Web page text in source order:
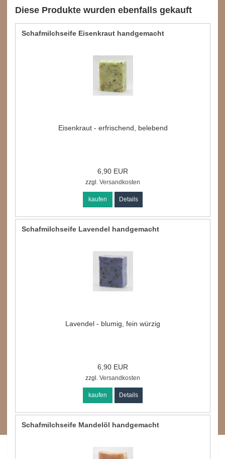
Diese Produkte wurden ebenfalls gekauft
Schafmilchseife Eisenkraut handgemacht
Eisenkraut - erfrischend, belebend
6,90 EUR
zzgl. Versandkosten
kaufen Details
Schafmilchseife Lavendel handgemacht
Lavendel - blumig, fein würzig
6,90 EUR
zzgl. Versandkosten
kaufen Details
Schafmilchseife Mandelöl handgemacht